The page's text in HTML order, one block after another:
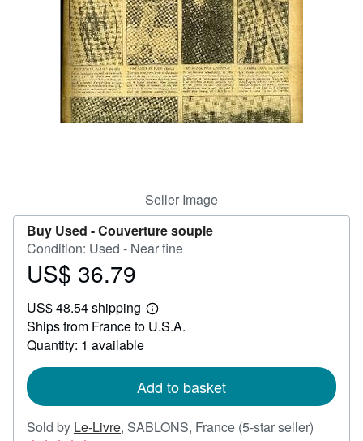
Textbooks
Start Selling
CLOSE
Seller Image
Buy Used -Couverture souple
Condition: Used - Near fine
Price
36.79
US$ 36.79
US$ 48.54 shipping
Learn
more
Ships from France to U.S.A.
Quantity: 1 available
Add to basket
Sold by Le-Livre, SABLONS, France (5-star seller)